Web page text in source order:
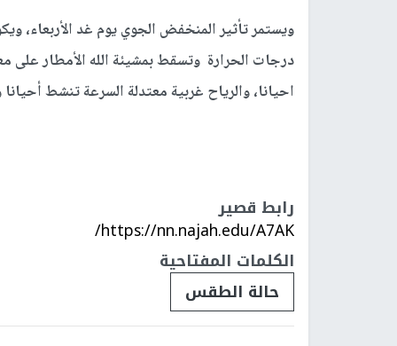
ويستمر تأثير المنخفض الجوي يوم غد الأربعاء،
درجات الحرارة وتسقط بمشيئة الله الأمطار
احيانا، والرياح غربية معتدلة السرعة تنشط
رابط قصير
https://nn.najah.edu/A7AK/
الكلمات المفتاحية
حالة الطقس